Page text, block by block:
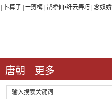
卜算子 一剪梅 鹊桥仙•纤云弄巧 念奴娇
唐朝 更多